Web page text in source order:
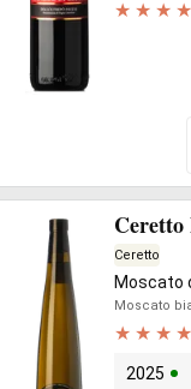
Ceretto
Ceretto
Moscato
Moscato
2025